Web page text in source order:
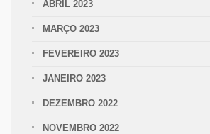
ABRIL 2023
MARÇO 2023
FEVEREIRO 2023
JANEIRO 2023
DEZEMBRO 2022
NOVEMBRO 2022